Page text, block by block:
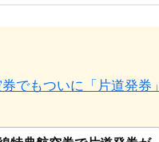
でもついに「片道発券」